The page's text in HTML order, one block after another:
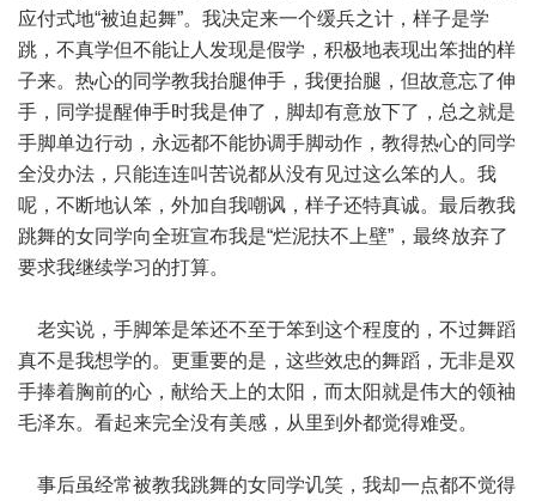
应付式地“被迫起舞”。我决定来一个缓兵之计，样子是学
跳，不真学但不能让人发现是假学，积极地表现出笨拙的样
子来。热心的同学教我抬腿伸手，我便抬腿，但故意忘了伸
手，同学提醒伸手时我是伸了，脚却有意放下了，总之就是
手脚单边行动，永远都不能协调手脚动作，教得热心的同学
全没办法，只能连连叫苦说都从没有见过这么笨的人。我
呢，不断地认笨，外加自我嘲讽，样子还特真诚。最后教我
跳舞的女同学向全班宣布我是“烂泥扶不上壁”，最终放弃了
要求我继续学习的打算。
老实说，手脚笨是笨还不至于笨到这个程度的，不过舞蹈
真不是我想学的。更重要的是，这些效忠的舞蹈，无非是双
手捧着胸前的心，献给天上的太阳，而太阳就是伟大的领袖
毛泽东。看起来完全没有美感，从里到外都觉得难受。
事后虽经常被教我跳舞的女同学讥笑，我却一点都不觉得